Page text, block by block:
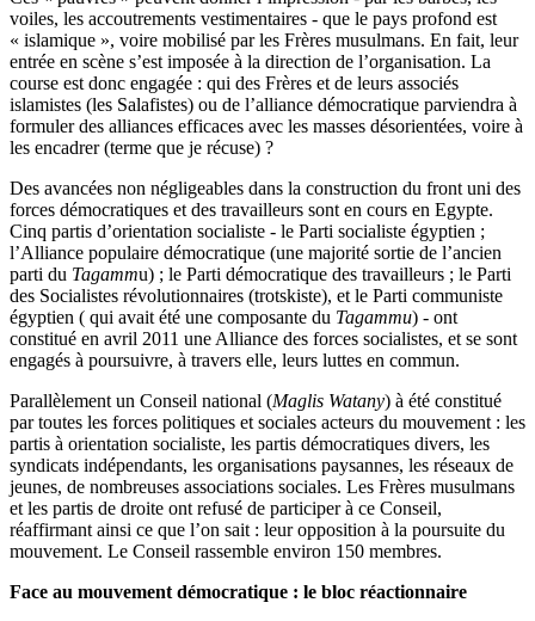
voiles, les accoutrements vestimentaires - que le pays profond est
« islamique », voire mobilisé par les Frères musulmans. En fait, leur
entrée en scène s’est imposée à la direction de l’organisation. La
course est donc engagée : qui des Frères et de leurs associés
islamistes (les Salafistes) ou de l’alliance démocratique parviendra à
formuler des alliances efficaces avec les masses désorientées, voire à
les encadrer (terme que je récuse) ?
Des avancées non négligeables dans la construction du front uni des
forces démocratiques et des travailleurs sont en cours en Egypte.
Cinq partis d’orientation socialiste - le Parti socialiste égyptien ;
l’Alliance populaire démocratique (une majorité sortie de l’ancien
parti du Tagammu) ; le Parti démocratique des travailleurs ; le Parti
des Socialistes révolutionnaires (trotskiste), et le Parti communiste
égyptien ( qui avait été une composante du Tagammu) - ont
constitué en avril 2011 une Alliance des forces socialistes, et se sont
engagés à poursuivre, à travers elle, leurs luttes en commun.
Parallèlement un Conseil national (Maglis Watany) à été constitué
par toutes les forces politiques et sociales acteurs du mouvement : les
partis à orientation socialiste, les partis démocratiques divers, les
syndicats indépendants, les organisations paysannes, les réseaux de
jeunes, de nombreuses associations sociales. Les Frères musulmans
et les partis de droite ont refusé de participer à ce Conseil,
réaffirmant ainsi ce que l’on sait : leur opposition à la poursuite du
mouvement. Le Conseil rassemble environ 150 membres.
Face au mouvement démocratique : le bloc réactionnaire